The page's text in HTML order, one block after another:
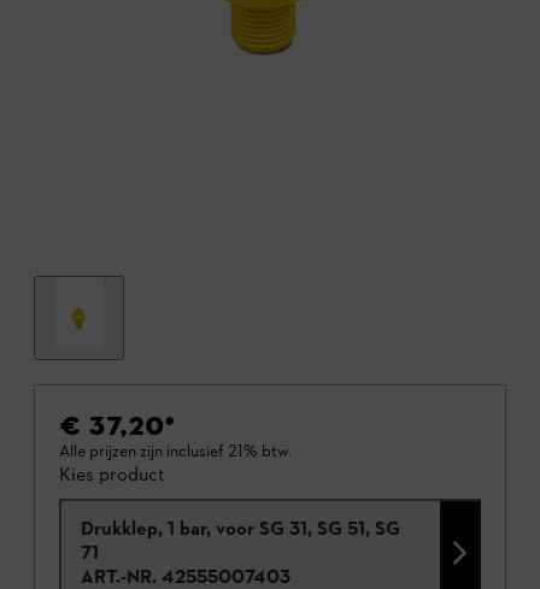
€ 37,20*
Alle prijzen zijn inclusief 21% btw.
Kies product
Drukklep, 1 bar, voor SG 31, SG 51, SG
71
ART.-NR. 42555007403